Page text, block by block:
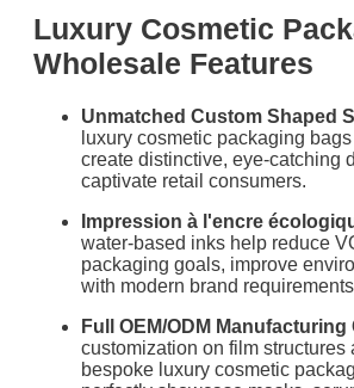
Luxury Cosmetic
Wholesale Features
Unmatched Custom Shaped
luxury cosmetic packaging
create distinctive, eye-catching
captivate retail consumers.
Impression à l'encre
water-based inks help reduce
packaging goals, improve
with modern brand
Full OEM/ODM
customization on film
bespoke luxury cosmetic